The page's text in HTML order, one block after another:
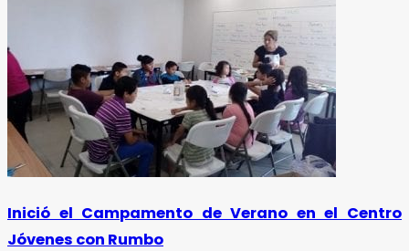
Inició el Campamento de Verano en el Centro
Jóvenes con Rumbo